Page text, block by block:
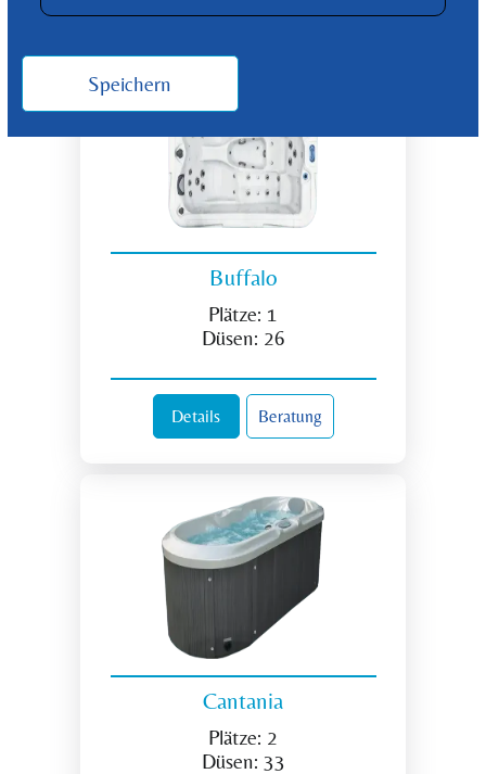
Speichern
Buffalo
Plätze: 1
Düsen: 26
Details Beratung
Cantania
Plätze: 2
Düsen: 33